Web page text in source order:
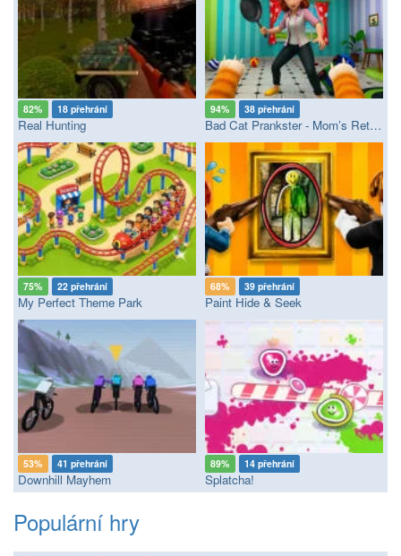
82% 18 přehrání
Real Hunting
94% 38 přehrání
Bad Cat Prankster - Mom’s Return
75% 22 přehrání
My Perfect Theme Park
68% 39 přehrání
Paint Hide & Seek
53% 41 přehrání
Downhill Mayhem
89% 14 přehrání
Splatcha!
Populární hry